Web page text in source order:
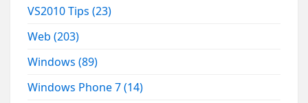
VS2010 Tips(23)
Web(203)
Windows(89)
Windows Phone 7(14)